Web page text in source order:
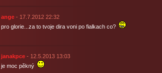
ange- 17.7.2012 22:32
pro glorie...za to tvoje dira voni po fialkach co?
janakpce- 12.5.2013 13:03
je moc pěkný